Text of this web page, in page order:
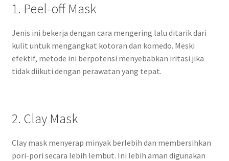
1. Peel-off Mask
Jenis ini bekerja dengan cara mengering lalu ditarik dari
kulit untuk mengangkat kotoran dan komedo. Meski
efektif, metode ini berpotensi menyebabkan iritasi jika
tidak diikuti dengan perawatan yang tepat.
2. Clay Mask
Clay mask menyerap minyak berlebih dan membersihkan
pori-pori secara lebih lembut. Ini lebih aman digunakan